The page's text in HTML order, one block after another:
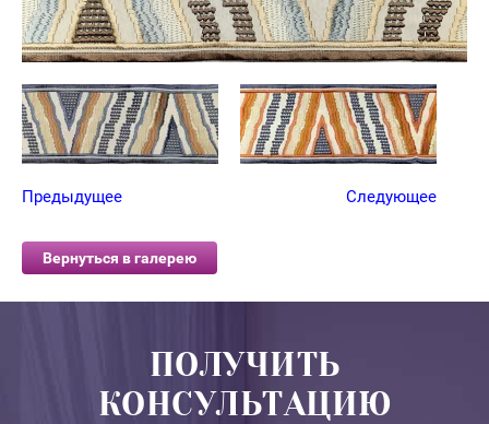
Предыдущее Следующее
Вернуться в галерею
ПОЛУЧИТЬ
КОНСУЛЬТАЦИЮ